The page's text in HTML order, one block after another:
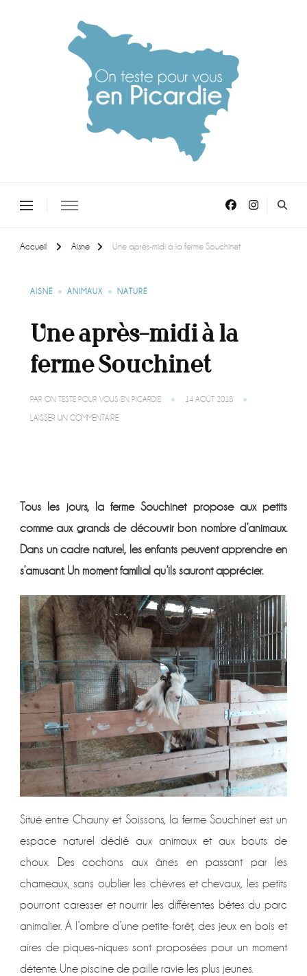
Accueil Aisne Une après-midi à la ferme Souchinet
AISNE ANIMAUX NATURE
Une après-midi à la
ferme Souchinet
PAR ON TESTE POUR VOUS EN PICARDIE 14 AOÛT 2018
LAISSER UN COMMENTAIRESUR
SOUCHINET
Tous les jours, la ferme Souchinet propose aux petits
comme aux grands de découvrir bon nombre d’animaux.
Dans un cadre naturel, les enfants peuvent apprendre en
s’amusant. Un moment familial qu’ils sauront apprécier.
Situé entre Chauny et Soissons, la ferme Souchinet est un
espace naturel dédié aux animaux et aux bouts de
choux. Des cochons aux ânes en passant par les
chameaux, sans oublier les chèvres et chevaux, les petits
pourront caresser et nourrir les différentes bêtes du parc
animalier. À l’ombre d’une petite forêt, des jeux en bois et
aires de piques-niques sont proposées pour un moment
détente. Une piscine de paille ravie les plus jeunes.